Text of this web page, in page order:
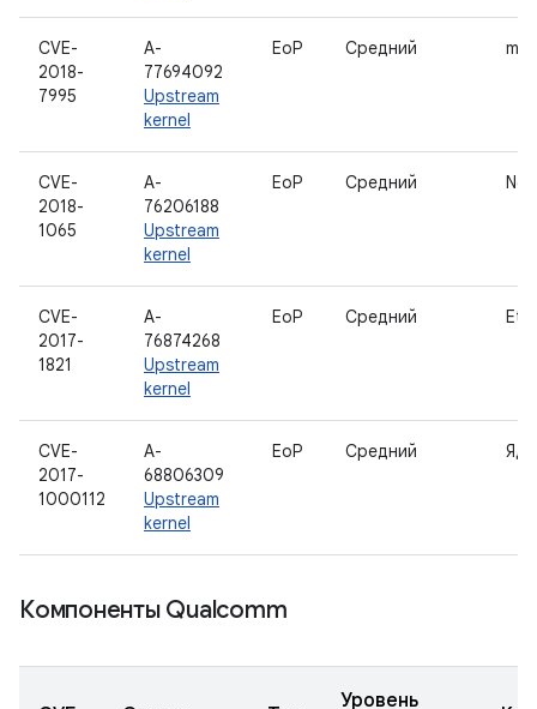
CVE-
2018-
7995
A-
77694092
Upstream
kernel
EoP Средний
CVE-
2018-
1065
A-
76206188
Upstream
kernel
EoP Средний
CVE-
2017-
1821
A-
76874268
Upstream
kernel
EoP Средний
CVE-
2017-
1000112
A-
68806309
Upstream
kernel
EoP Средний
Компоненты Qualcomm
Уровень